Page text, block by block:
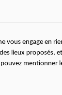
vous engage en
lieux proposés,
mentionner